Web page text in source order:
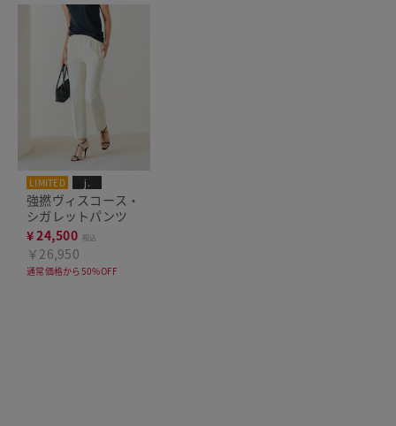
LIMITED j.
強撚ヴィスコース・
シガレットパンツ
¥24,500 税込
￥26,950
通常価格から50%OFF